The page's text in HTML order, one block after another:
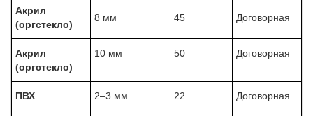
Акрил
(оргстекло)
8 мм 45 Договорная
Акрил
(оргстекло)
10 мм 50 Договорная
ПВХ 2–3 мм 22 Договорная